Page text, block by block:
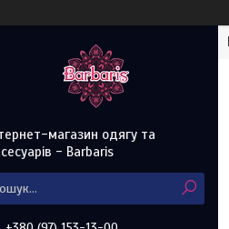
магазин одягу та
- Barbaris